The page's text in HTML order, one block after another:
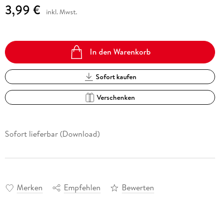
3,99 € inkl. Mwst.
In den Warenkorb
Sofort kaufen
Verschenken
Sofort lieferbar (Download)
Merken Empfehlen Bewerten